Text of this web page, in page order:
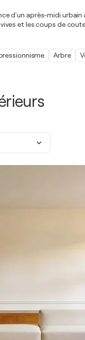
d'un après-midi
et les coups de
Arbre